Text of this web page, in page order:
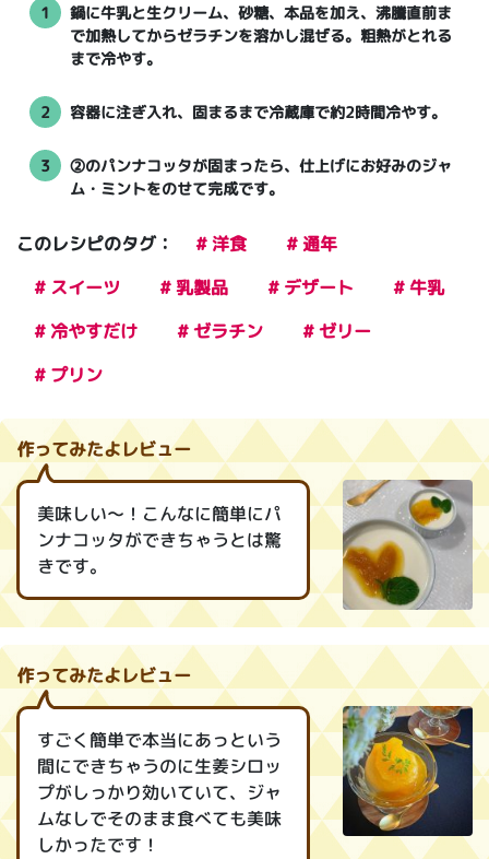
1
鍋に牛乳と生クリーム、砂糖、本品を加え、沸騰直前ま
で加熱してからゼラチンを溶かし混ぜる。粗熱がとれる
まで冷やす。
2 容器に注ぎ入れ、固まるまで冷蔵庫で約2時間冷やす。
3
②のパンナコッタが固まったら、仕上げにお好みのジャ
ム・ミントをのせて完成です。
このレシピのタグ： # 洋食
# 通年
# スイーツ
# 乳製品 # デザート
# 牛乳
# 冷やすだけ
# ゼラチン
# ゼリー
# プリン
作ってみたよレビュー
美味しい～！こんなに簡単にパ
ンナコッタができちゃうとは驚
きです。
作ってみたよレビュー
すごく簡単で本当にあっという
間にできちゃうのに生姜シロッ
プがしっかり効いていて、ジャ
ムなしでそのまま食べても美味
しかったです！